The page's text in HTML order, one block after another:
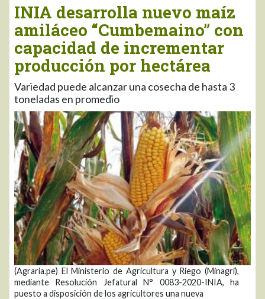
INIA desarrolla nuevo maíz
amiláceo “Cumbemaino” con
capacidad de incrementar
producción por hectárea
Variedad puede alcanzar una cosecha de hasta 3
toneladas en promedio
(Agraria.pe) El Ministerio de Agricultura y Riego (Minagri),
mediante Resolución Jefatural N° 0083-2020-INIA, ha
puesto a disposición de los agricultores una nueva